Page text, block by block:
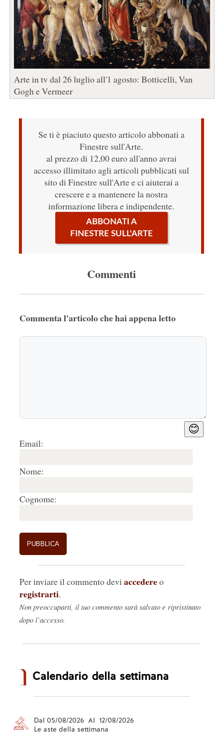
Arte in tv dal 26 luglio all'1 agosto: Botticelli, Van
Gogh e Vermeer
Se ti è piaciuto questo articolo abbonati a
Finestre sull'Arte.
al prezzo di 12,00 euro all'anno avrai
accesso illimitato agli articoli pubblicati sul
sito di Finestre sull'Arte e ci aiuterai a
crescere e a mantenere la nostra
informazione libera e indipendente.
ABBONATI A
FINESTRE SULL'ARTE
Commenti
Commenta l'articolo che hai appena letto
😊
Email:
Nome:
Cognome:
Per inviare il commento devi accedereo
registrarti.
Non preoccuparti, il tuo commento sarà salvato e ripristinato
dopo l’accesso.
Calendario della settimana
Dal 05/08/2026 Al 12/08/2026
Le aste della settimana